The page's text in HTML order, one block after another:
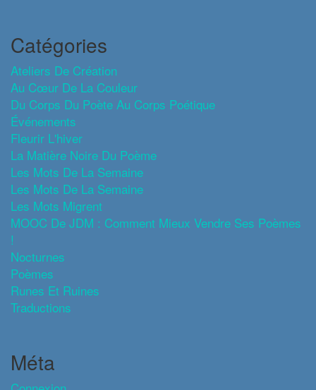
Catégories
Ateliers De Création
Au Cœur De La Couleur
Du Corps Du Poète Au Corps Poétique
Événements
Fleurir L'hiver
La Matière Noire Du Poème
Les Mots De La Semaine
Les Mots De La Semaine
Les Mots Migrent
MOOC De JDM : Comment Mieux Vendre Ses Poèmes
!
Nocturnes
Poèmes
Runes Et Ruines
Traductions
Méta